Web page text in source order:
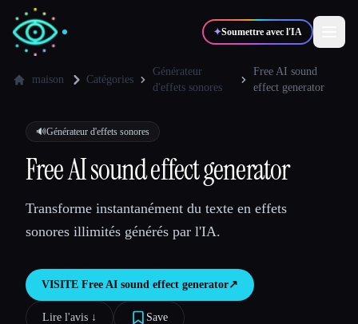
✦Soumettre avec l'IA
💻Développeurs 📈Marketeurs
🎓Étudiants 🎬
Blog
maison Catégories
Générateur
d'effets sonores
Free AI sound
effect generator
🔊Générateur d'effets sonores
Free AI sound effect generator
Transforme instantanément du texte en effets
sonores illimités générés par l'IA.
VISITE Free AI sound effect generator↗︎
Lire l'avis ↓︎ Save